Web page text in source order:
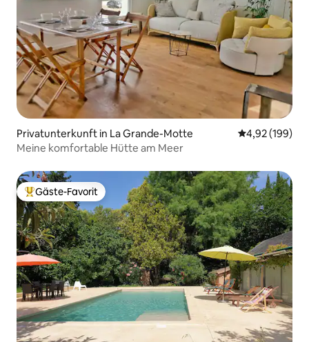
Privatunterkunft in La Grande-Motte
4,92 (199)
Meine komfortable Hütte am Meer
Beliebter Gäste-Favorit.
Gäste-Favorit